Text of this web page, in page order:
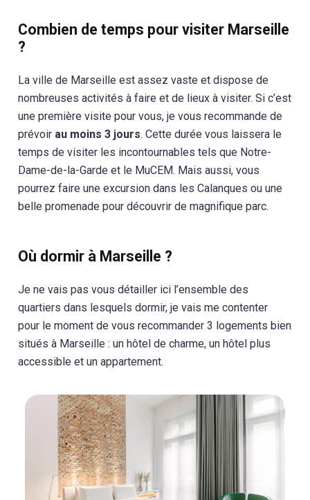
Combien de temps pour visiter Marseille
?
La ville de Marseille est assez vaste et dispose de
nombreuses activités à faire et de lieux à visiter. Si c’est
une première visite pour vous, je vous recommande de
prévoir au moins 3 jours. Cette durée vous laissera le
temps de visiter les incontournables tels que Notre-
Dame-de-la-Garde et le MuCEM. Mais aussi, vous
pourrez faire une excursion dans les Calanques ou une
belle promenade pour découvrir de magnifique parc.
Où dormir à Marseille ?
Je ne vais pas vous détailler ici l’ensemble des
quartiers dans lesquels dormir, je vais me contenter
pour le moment de vous recommander 3 logements bien
situés à Marseille : un hôtel de charme, un hôtel plus
accessible et un appartement.